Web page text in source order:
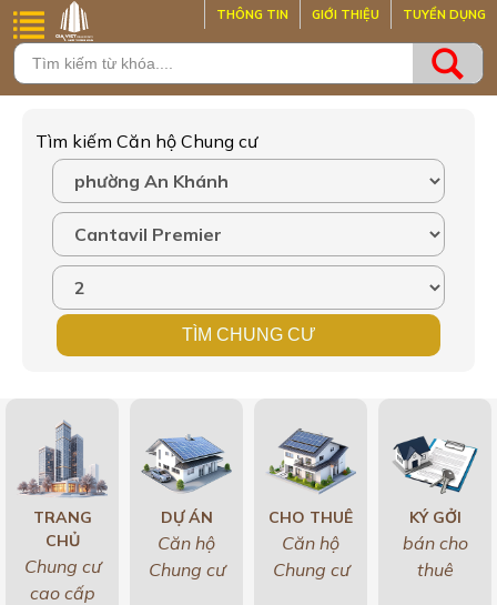
THÔNG TIN GIỚI THIỆU TUYỂN DỤNG
Tìm kiếm Căn hộ Chung cư
TRANG
CHỦ
Chung cư
cao cấp
DỰ ÁN
Căn hộ
Chung cư
CHO THUÊ
Căn hộ
Chung cư
KÝ GỞI
bán cho
thuê